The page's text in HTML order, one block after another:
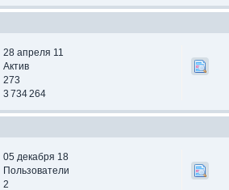
28 апреля 11
Актив
273
3 734 264
05 декабря 18
Пользователи
2